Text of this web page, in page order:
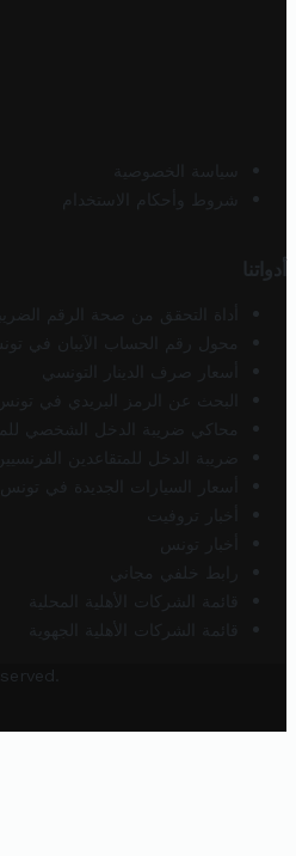
سياسة الخصوصية
شروط وأحكام الاستخدام
أدواتنا
أداة التحقق من صحة الرقم
محول رقم الحساب الآيبان في
أسعار صرف الدينار التونسي
البحث عن الرمز البريدي في تونس
محاكي ضريبة الدخل الشخصي
ضريبة الدخل للمتقاعدين
أسعار السيارات الجديدة في تونس
أخبار تروفيت
أخبار تونس
رابط خلفي مجاني
قائمة الشركات الأهلية المحلية
قائمة الشركات الأهلية الجهوية